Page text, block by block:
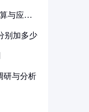
与应用
别加多少
研与分析